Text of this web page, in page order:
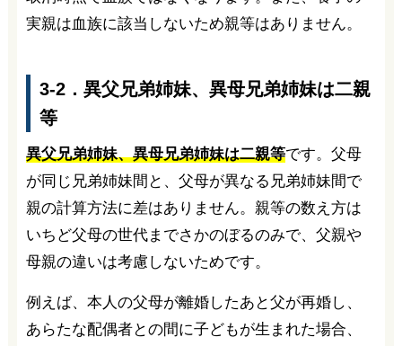
実親は血族に該当しないため親等はありません。
3-2．異父兄弟姉妹、異母兄弟姉妹は二親
等
異父兄弟姉妹、異母兄弟姉妹は二親等です。父母
が同じ兄弟姉妹間と、父母が異なる兄弟姉妹間で
親の計算方法に差はありません。親等の数え方は
いちど父母の世代までさかのぼるのみで、父親や
母親の違いは考慮しないためです。
例えば、本人の父母が離婚したあと父が再婚し、
あらたな配偶者との間に子どもが生まれた場合、